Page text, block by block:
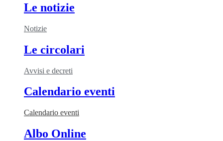
Le notizie
Notizie
Le circolari
Avvisi e decreti
Calendario eventi
Calendario eventi
Albo Online